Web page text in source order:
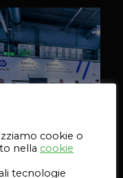
cookie o
nella cookie
tecnologie